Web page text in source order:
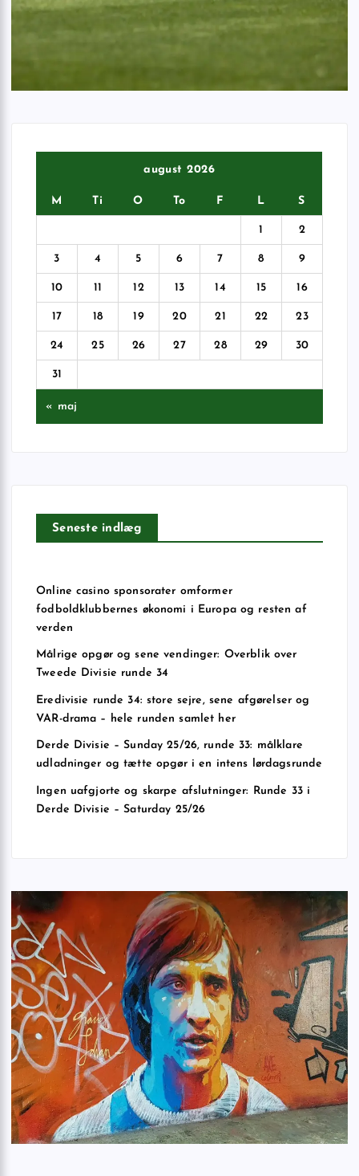
august 2026
M Ti O To F L S
1 2
3 4 5 6 7 8 9
10 11 12 13 14 15 16
17 18 19 20 21 22 23
24 25 26 27 28 29 30
31
« maj
Seneste indlæg
Online casino sponsorater omformer
fodboldklubbernes økonomi i Europa og resten af
verden
Målrige opgør og sene vendinger: Overblik over
Tweede Divisie runde 34
Eredivisie runde 34: store sejre, sene afgørelser og
VAR-drama – hele runden samlet her
Derde Divisie – Sunday 25/26, runde 33: målklare
udladninger og tætte opgør i en intens lørdagsrunde
Ingen uafgjorte og skarpe afslutninger: Runde 33 i
Derde Divisie – Saturday 25/26